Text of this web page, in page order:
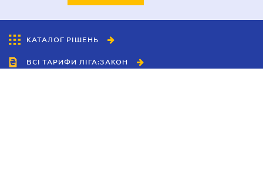
КАТАЛОГ РІШЕНЬ
ВСІ ТАРИФИ ЛІГА:ЗАКОН